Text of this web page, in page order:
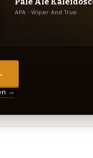
APA · Wiper And True
→